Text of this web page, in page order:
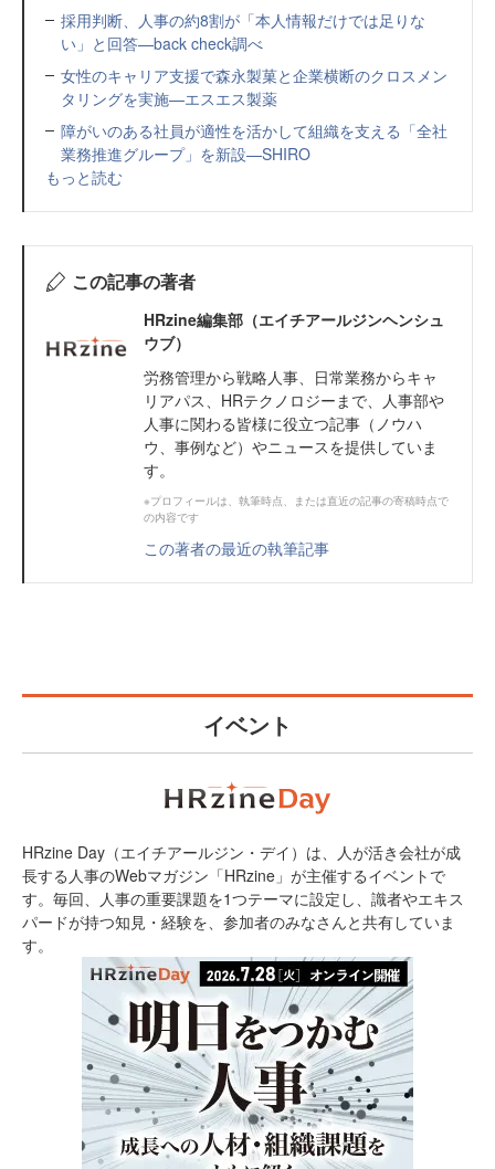
採用判断、人事の約8割が「本人情報だけでは足りな
い」と回答—back check調べ
女性のキャリア支援で森永製菓と企業横断のクロスメン
タリングを実施—エスエス製薬
障がいのある社員が適性を活かして組織を支える「全社
業務推進グループ」を新設—SHIRO
もっと読む
この記事の著者
HRzine編集部（エイチアールジンヘンシュ
ウブ）
労務管理から戦略人事、日常業務からキャ
リアパス、HRテクノロジーまで、人事部や
人事に関わる皆様に役立つ記事（ノウハ
ウ、事例など）やニュースを提供していま
す。
※プロフィールは、執筆時点、または直近の記事の寄稿時点で
の内容です
この著者の最近の執筆記事
イベント
HRzine Day（エイチアールジン・デイ）は、人が活き会社が成
長する人事のWebマガジン「HRzine」が主催するイベントで
す。毎回、人事の重要課題を1つテーマに設定し、識者やエキス
パードが持つ知見・経験を、参加者のみなさんと共有していま
す。